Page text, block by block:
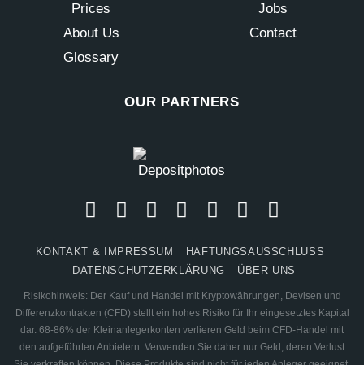
Prices
About Us
Glossary
Jobs
Contact
OUR PARTNERS
KONTAKT & IMPRESSUM
HAFTUNGSAUSSCHLUSS
DATENSCHUTZERKLÄRUNG
ÜBER UNS
Risikohinweis: Der Kauf und Handel mit Kryptowährungen, Devisen und
Differenzkontrakten (CFD) stellt ein hohes Risiko für Ihr eingesetztes Kapital
dar. 68-86% der Kleinanlegerkonten verlieren Geld beim CFD-Handel mit
den aufgeführten Anbietern. Verwenden Sie daher nur Geld, deren Verlust